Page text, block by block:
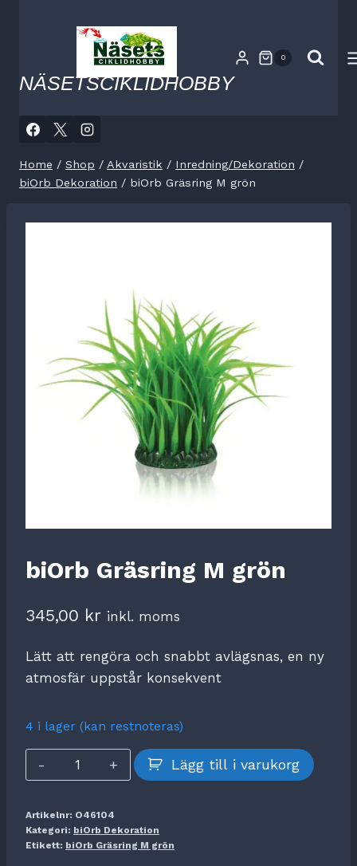
NÄSETSCIKLIDHOBBY
0
Home / Shop / Akvaristik / Inredning/Dekoration /
biOrb Dekoration / biOrb Gräsring M grön
biOrb Gräsring M grön
345,00 kr inkl. moms
Lätt att rengöra och snabbt avlägsnas, en ny
atmosfär uppstår konsekvent
4 i lager (kan restnoteras)
biOrb
Gräsring
grön
mängd
Lägg till i varukorg
Artikelnr: O46104
Kategori: biOrb Dekoration
Etikett: biOrb Gräsring M grön